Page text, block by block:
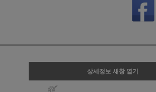
상세정보 새창 열기